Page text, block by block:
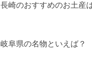
長崎のおすすめのお土産
岐阜県の名物といえば？